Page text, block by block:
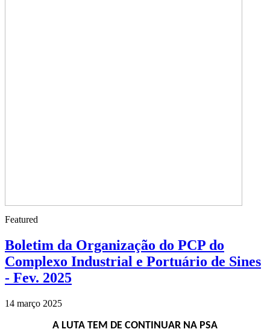
Featured
Boletim da Organização do PCP do
Complexo Industrial e Portuário de Sines
- Fev. 2025
14 março 2025
A LUTA TEM DE CONTINUAR NA PSA